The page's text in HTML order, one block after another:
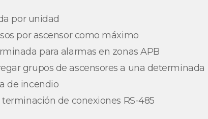
por unidad
por ascensor como máximo
para alarmas en zonas APB
grupos de ascensores a una determinada
de incendio
de conexiones RS-485